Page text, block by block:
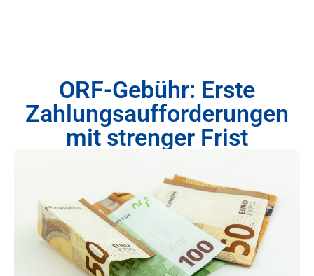
ORF-Gebühr: Erste
Zahlungsaufforderungen
mit strenger Frist